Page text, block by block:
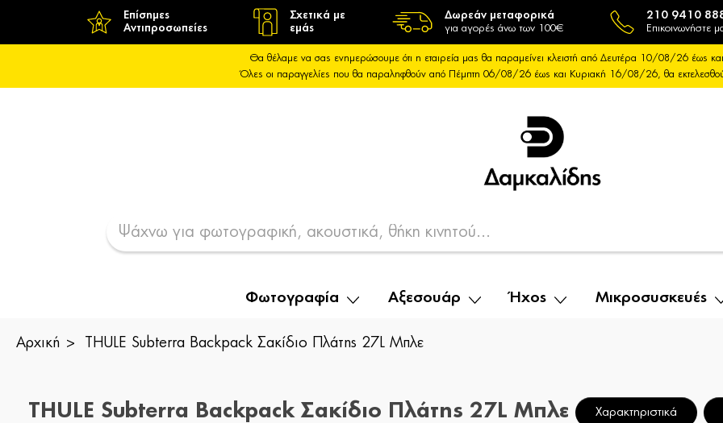
Επίσημες
Αντιπροσωπείες
Σχετικά με
εμάς
Δωρεάν μεταφορικά
για αγορές άνω των 100€
210 9410
Επικοινωνήστε
Θα θέλαμε να σας ενημερώσουμε ότι η εταιρεία μας θα παραμείνει κλειστή από Δευτέρα 10/08/26
Όλες οι παραγγελίες που θα παραληφθούν από Πέμπτη 06/08/26 έως και Κυριακή 16/08/26, θα
Φωτογραφία Αξεσουάρ Ήχος Μικροσυσκευές
Αρχική THULE Subterra Backpack Σακίδιο Πλάτης 27L Μπλε
THULE Subterra Backpack Σακίδιο Πλάτης 27L Μπλε Χαρακτηριστικά